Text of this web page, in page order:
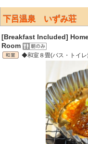
下呂温泉 いずみ荘
[Breakfast Included]
Room
◆和室８畳(バス・トイ